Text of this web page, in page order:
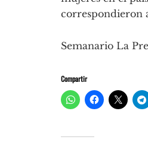
correspondieron
Semanario La
Compartir